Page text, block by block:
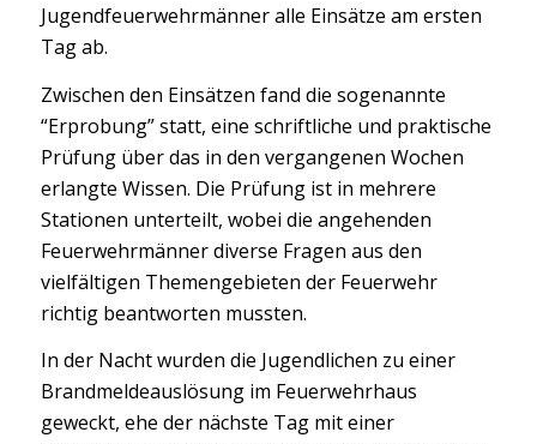
Jugendfeuerwehrmänner alle Einsätze am ersten
Tag ab.
Zwischen den Einsätzen fand die sogenannte
“Erprobung” statt, eine schriftliche und praktische
Prüfung über das in den vergangenen Wochen
erlangte Wissen. Die Prüfung ist in mehrere
Stationen unterteilt, wobei die angehenden
Feuerwehrmänner diverse Fragen aus den
vielfältigen Themengebieten der Feuerwehr
richtig beantworten mussten.
In der Nacht wurden die Jugendlichen zu einer
Brandmeldeauslösung im Feuerwehrhaus
geweckt, ehe der nächste Tag mit einer